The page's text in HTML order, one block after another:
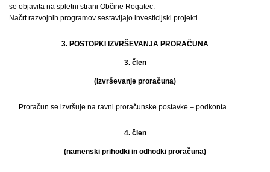
se objavita na spletni strani Občine Rogatec.
Načrt razvojnih programov sestavljajo investicijski projekti.
3. POSTOPKI IZVRŠEVANJA PRORAČUNA
3. člen
(izvrševanje proračuna)
Proračun se izvršuje na ravni proračunske postavke – podkonta.
4. člen
(namenski prihodki in odhodki proračuna)